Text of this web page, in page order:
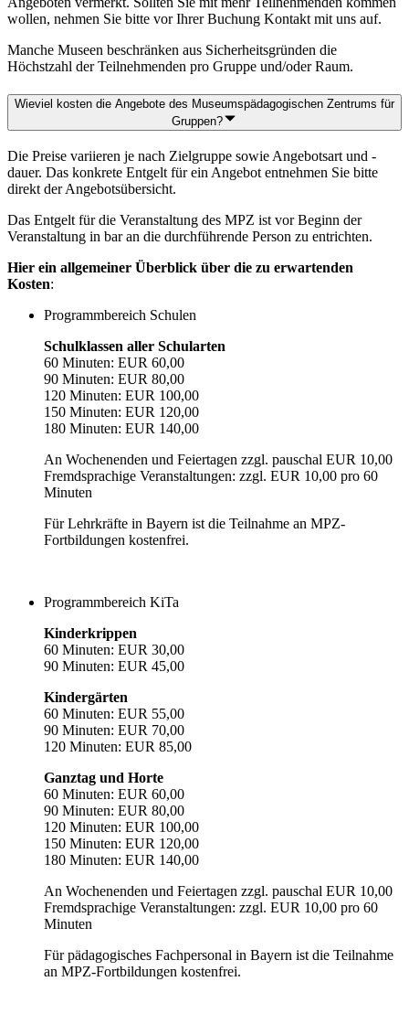
wollen, nehmen Sie bitte vor Ihrer Buchung Kontakt mit uns auf.
Manche Museen beschränken aus Sicherheitsgründen die
Höchstzahl der Teilnehmenden pro Gruppe und/oder Raum.
Wieviel kosten die Angebote des Museumspädagogischen Zentrums für
Gruppen?
Die Preise variieren je nach Zielgruppe sowie Angebotsart und -
dauer. Das konkrete Entgelt für ein Angebot entnehmen Sie bitte
direkt der Angebotsübersicht.
Das Entgelt für die Veranstaltung des MPZ ist vor Beginn der
Veranstaltung in bar an die durchführende Person zu entrichten.
Hier ein allgemeiner Überblick über die zu erwartenden
Kosten:
Programmbereich Schulen
Schulklassen aller Schularten
60 Minuten: EUR 60,00
90 Minuten: EUR 80,00
120 Minuten: EUR 100,00
150 Minuten: EUR 120,00
180 Minuten: EUR 140,00
An Wochenenden und Feiertagen zzgl. pauschal EUR 10,00
Fremdsprachige Veranstaltungen: zzgl. EUR 10,00 pro 60
Minuten
Für Lehrkräfte in Bayern ist die Teilnahme an MPZ-
Fortbildungen kostenfrei.
Programmbereich KiTa
Kinderkrippen
60 Minuten: EUR 30,00
90 Minuten: EUR 45,00
Kindergärten
60 Minuten: EUR 55,00
90 Minuten: EUR 70,00
120 Minuten: EUR 85,00
Ganztag und Horte
60 Minuten: EUR 60,00
90 Minuten: EUR 80,00
120 Minuten: EUR 100,00
150 Minuten: EUR 120,00
180 Minuten: EUR 140,00
An Wochenenden und Feiertagen zzgl. pauschal EUR 10,00
Fremdsprachige Veranstaltungen: zzgl. EUR 10,00 pro 60
Minuten
Für pädagogisches Fachpersonal in Bayern ist die Teilnahme
an MPZ-Fortbildungen kostenfrei.